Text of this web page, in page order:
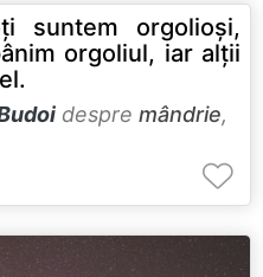
suntem orgolioşi,
orgoliul, iar alţii
despre mândrie,